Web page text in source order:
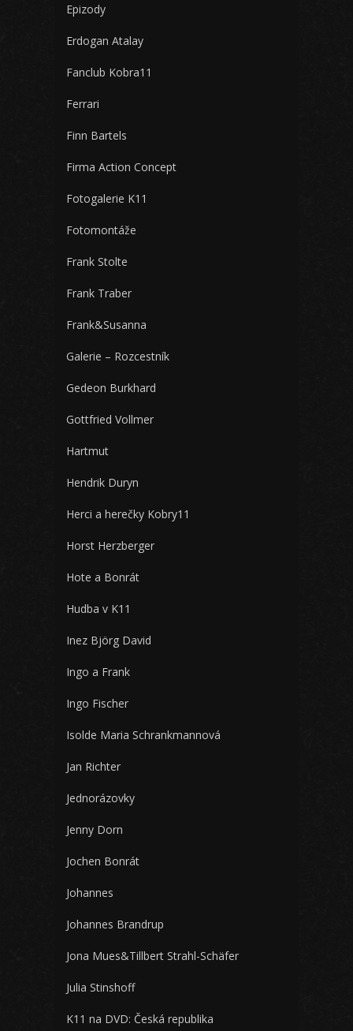
Epizody
Erdogan Atalay
Fanclub Kobra11
Ferrari
Finn Bartels
Firma Action Concept
Fotogalerie K11
Fotomontáže
Frank Stolte
Frank Traber
Frank&Susanna
Galerie – Rozcestník
Gedeon Burkhard
Gottfried Vollmer
Hartmut
Hendrik Duryn
Herci a herečky Kobry11
Horst Herzberger
Hote a Bonrát
Hudba v K11
Inez Björg David
Ingo a Frank
Ingo Fischer
Isolde Maria Schrankmannová
Jan Richter
Jednorázovky
Jenny Dorn
Jochen Bonrát
Johannes
Johannes Brandrup
Jona Mues&Tillbert Strahl-Schäfer
Julia Stinshoff
K11 na DVD: Česká republika